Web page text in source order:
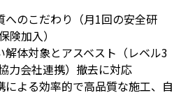
のこだわり（月1回の安全研
険加入）
体対象とアスベスト（レベル3
力会社連携）撤去に対応
よる効率的で高品質な施工、自